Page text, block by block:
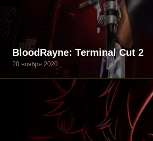
BloodRayne: Terminal Cut 2
20 ноября 2020